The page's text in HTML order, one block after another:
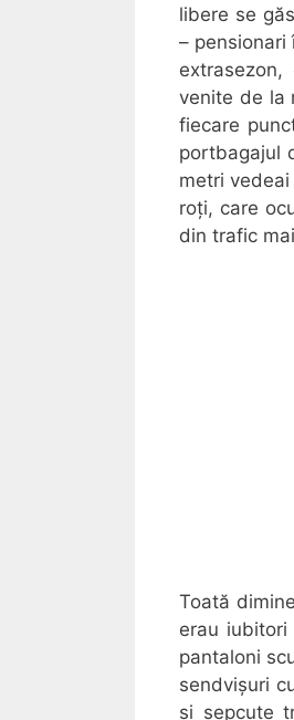
libere se
–
venite de la
fiecare
portbagajul
metri
roți, care
din trafic
Toată
erau
pantaloni
sendvișuri
și șepcuțe